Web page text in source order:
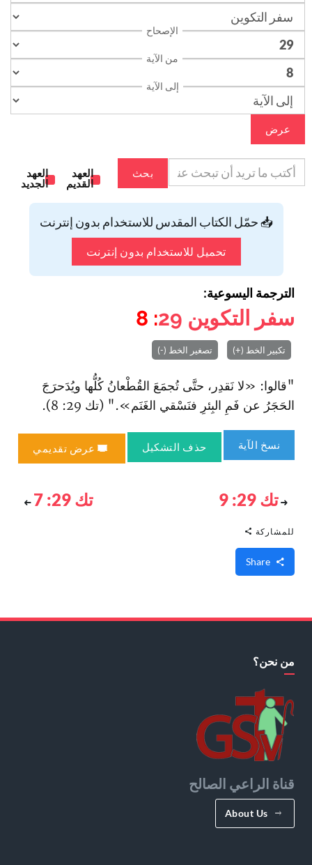
الإصحاح
من الآية
إلى الآية
عرض
بحث
العهد
القديم
العهد
الجديد
📥 حمّل الكتاب المقدس للاستخدام بدون إنترنت
تحميل للاستخدام بدون إنترنت
الترجمة اليسوعية:
سفر التكوين 29
: 8
تكبير الخط (+) تصغير الخط (-)
"قالوا: «لا نَقدِر، حتَّى تُجمَعَ القُطْعانُ كُلُّها ويُدَحرَجَ
الحَجَرُ عن فَمِ البِئرِ فنَسْقي الغَنَم»." (تك 29: 8).
نسخ الآية حذف التشكيل عرض تقديمي
تك 29: 9 تك 29: 7
للمشاركة
من نحن؟
قناة الراعي الصالح
About Us